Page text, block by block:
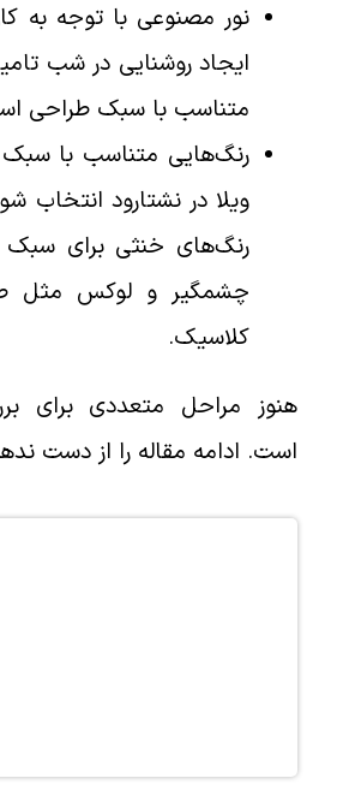
نور مصنوعی با توجه به
ایجاد روشنایی در شب تامین
متناسب با سبک طراحی
رنگ‌هایی متناسب با سبک
ویلا در نشتارود انتخاب شود؛
رنگ‌های خنثی برای سبک
چشمگیر و لوکس مثل
کلاسیک.
هنوز مراحل متعددی برای
است. ادامه مقاله را از دست ندهید.